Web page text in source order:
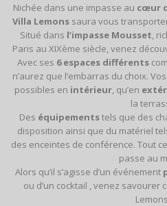
Nichée dans une impasse au cœur
Villa Lemonssaura vous
Situé dans l’impasse Mousset ,
Paris au XIXème siècle, venez
Avec ses 6 espaces différents
n’aurez que l’embarras du choix.
possibles en intérieur, qu’en
la
Des équipementstels que des
disposition ainsi que du matériel
des enceintes de conférence. Tout
passe au
Alors qu’il s’agisse d’un événement
ou d’un cocktail , venez savourer